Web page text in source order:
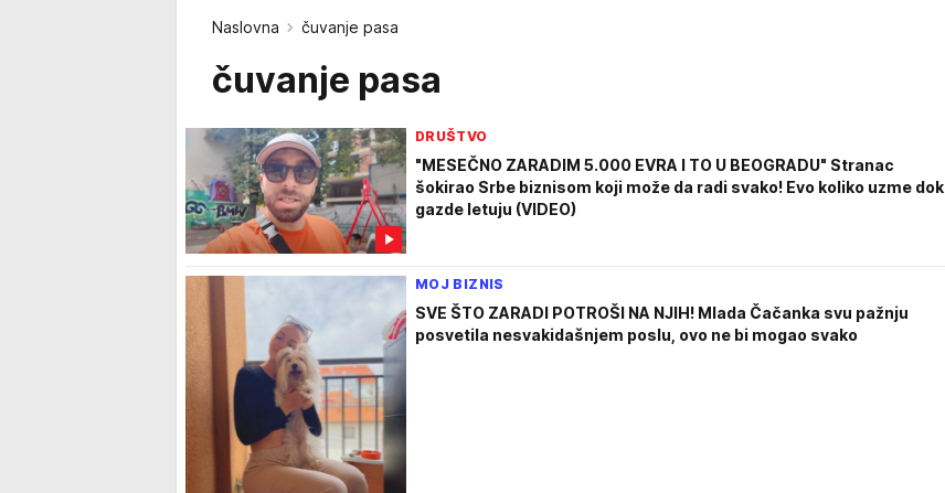
Naslovna čuvanje pasa
čuvanje pasa
DRUŠTVO
"MESEČNO ZARADIM 5.000 EVRA I TO U BEOGRADU" Stranac
šokirao Srbe biznisom koji može da radi svako! Evo koliko uzme dok
gazde letuju (VIDEO)
MOJ BIZNIS
SVE ŠTO ZARADI POTROŠI NA NJIH! Mlada Čačanka svu pažnju
posvetila nesvakidašnjem poslu, ovo ne bi mogao svako